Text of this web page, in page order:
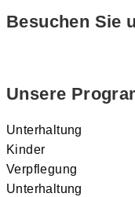
Besuchen Sie
Unsere
Unterhaltung
Kinder
Verpflegung
Unterhaltung